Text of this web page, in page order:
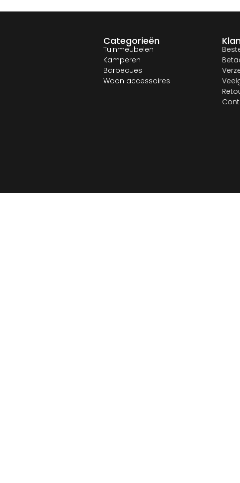
Categorieën
Tuinmeubelen
Kamperen
Barbecues
Woon accessoires